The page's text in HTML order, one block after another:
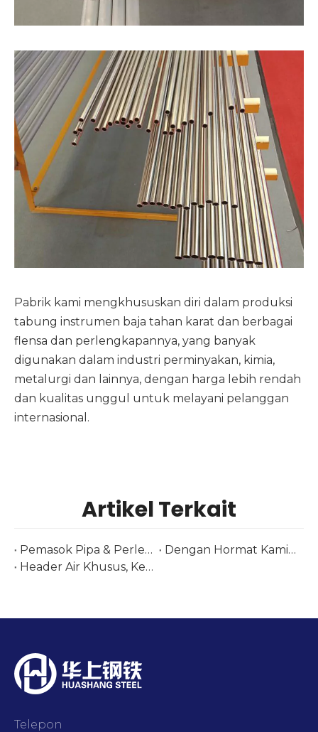
Pabrik kami mengkhususkan diri dalam produksi
tabung instrumen baja tahan karat dan berbagai
flensa dan perlengkapannya, yang banyak
digunakan dalam industri perminyakan, kimia,
metalurgi dan lainnya, dengan harga lebih rendah
dan kualitas unggul untuk melayani pelanggan
internasional.
Artikel Terkait
Pemasok Pipa & Perlengkapan Stainless Steel di Tube Düsseldorf 2026 | Baja Huashang
Dengan Hormat Kami Menyambut Anda di Pameran Brasil Kami-Tubotech & Wire Brasil 2025 Tanggal: 29 – 31 Oktober 2025
Header Air Khusus, Kelopak Air, dan Nozel untuk Penukar Panas Industri
Telepon